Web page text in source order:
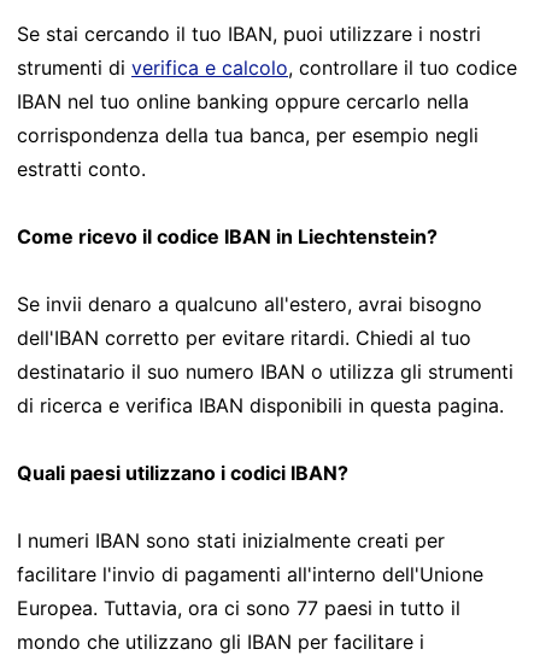
Se stai cercando il tuo IBAN, puoi utilizzare i nostri
strumenti di verifica e calcolo, controllare il tuo codice
IBAN nel tuo online banking oppure cercarlo nella
corrispondenza della tua banca, per esempio negli
estratti conto.
Come ricevo il codice IBAN in Liechtenstein?
Se invii denaro a qualcuno all'estero, avrai bisogno
dell'IBAN corretto per evitare ritardi. Chiedi al tuo
destinatario il suo numero IBAN o utilizza gli strumenti
di ricerca e verifica IBAN disponibili in questa pagina.
Quali paesi utilizzano i codici IBAN?
I numeri IBAN sono stati inizialmente creati per
facilitare l'invio di pagamenti all'interno dell'Unione
Europea. Tuttavia, ora ci sono 77 paesi in tutto il
mondo che utilizzano gli IBAN per facilitare i